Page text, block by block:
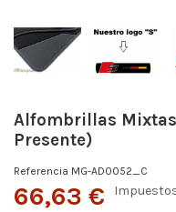
Alfombrillas Mixtas
Presente)
Referencia MG-AD0052_C
66,63 €